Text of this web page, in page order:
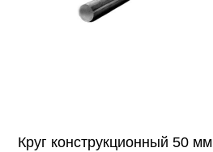
Круг конструкционный 50 мм